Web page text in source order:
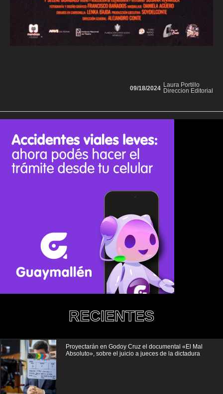
Laura Portillo
Direccion Editorial
09/18/2024
RECIENTES
Proyectarán en Godoy Cruz el documental «El Mal
Absoluto», sobre el juicio a jueces de la dictadura